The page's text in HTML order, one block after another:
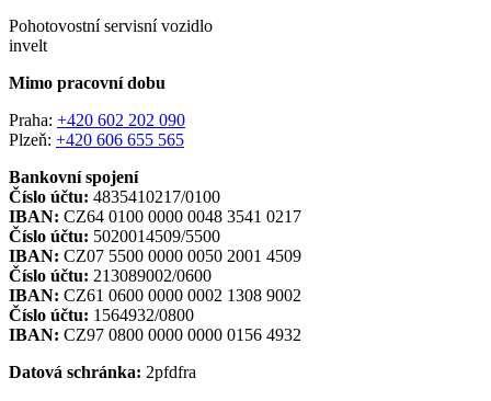
Pohotovostní servisní vozidlo
invelt
Mimo pracovní dobu
Praha: +420 602 202 090
Plzeň: +420 606 655 565
Bankovní spojení
Číslo účtu: 4835410217/0100
IBAN: CZ64 0100 0000 0048 3541 0217
Číslo účtu: 5020014509/5500
IBAN: CZ07 5500 0000 0050 2001 4509
Číslo účtu: 213089002/0600
IBAN: CZ61 0600 0000 0002 1308 9002
Číslo účtu: 1564932/0800
IBAN: CZ97 0800 0000 0000 0156 4932
Datová schránka: 2pfdfra